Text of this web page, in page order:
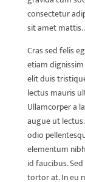
consectetur
sit amet mattis.
Cras sed felis
etiam
elit duis
lectus mauris
Ullamcorper a
augue ut
odio
elementum
id faucibus.
tortor at. In eu